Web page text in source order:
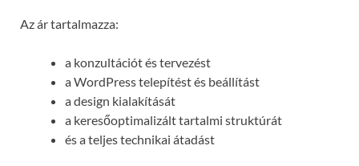
Az ár tartalmazza:
a konzultációt és tervezést
a WordPress telepítést és beállítást
a design kialakítását
a keresőoptimalizált tartalmi struktúrát
és a teljes technikai átadást